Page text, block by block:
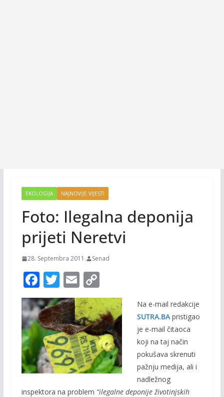
EKOLOGIJA NAJNOVIJE VIJESTI
Foto: Ilegalna deponija
prijeti Neretvi
28. Septembra 2011. Senad
F
ac
e
b
o
o
k
T
w
itt
er
E
m
ai
l
C
o
p
y
Li
n
k
Na e-mail redakcije
SUTRA.BApristigao
je e-mail čitaoca
koji na taj način
pokušava skrenuti
pažnju medija, ali i
nadležnog
inspektora na problem “ilegalne deponije životinjskih